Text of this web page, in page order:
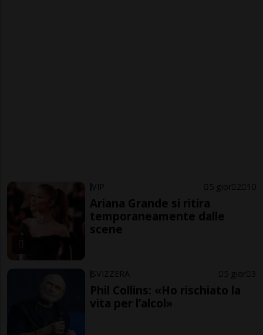
VIP 5 gior 2 10
Ariana Grande si ritira
temporaneamente dalle
scene
SVIZZERA 5 gior 3
Phil Collins: «Ho rischiato la
vita per l’alcol»